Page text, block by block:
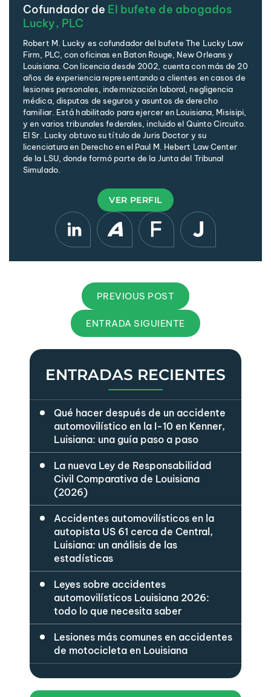
Cofundador de El bufete de abogados
Lucky, PLC
Robert M. Lucky es cofundador del bufete The Lucky Law
Firm, PLC, con oficinas en Baton Rouge, New Orleans y
Louisiana. Con licencia desde 2002, cuenta con más de 20
años de experiencia representando a clientes en casos de
lesiones personales, indemnización laboral, negligencia
médica, disputas de seguros y asuntos de derecho
familiar. Está habilitado para ejercer en Louisiana, Misisipi,
y en varios tribunales federales, incluido el Quinto Circuito.
El Sr. Lucky obtuvo su título de Juris Doctor y su
licenciatura en Derecho en el Paul M. Hebert Law Center
de la LSU, donde formó parte de la Junta del Tribunal
Simulado.
VER PERFIL
PREVIOUS POST
ENTRADA SIGUIENTE
ENTRADAS RECIENTES
Qué hacer después de un accidente
automovilístico en la I-10 en Kenner,
Luisiana: una guía paso a paso
La nueva Ley de Responsabilidad
Civil Comparativa de Louisiana
(2026)
Accidentes automovilísticos en la
autopista US 61 cerca de Central,
Luisiana: un análisis de las
estadísticas
Leyes sobre accidentes
automovilísticos Louisiana 2026:
todo lo que necesita saber
Lesiones más comunes en accidentes
de motocicleta en Louisiana